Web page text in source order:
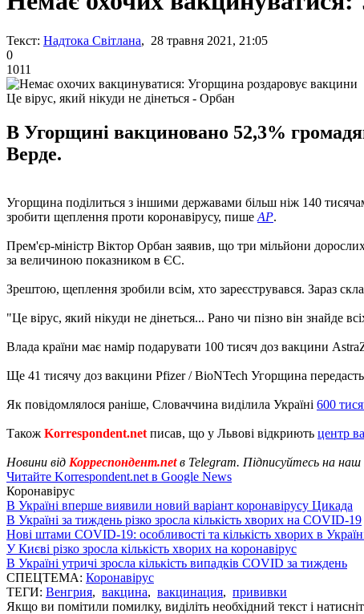
Текст: Надтока Світлана, 28 травня 2021, 21:05
0
1011
Це вірус, який нікуди не дінеться - Орбан
В Угорщині вакциновано 52,3%
Верде.
Угорщина поділиться з іншими державами більш ніж 140
зробити щеплення проти коронавірусу, пише AP.
Прем'єр-міністр Віктор Орбан заявив, що три мільйони
за величиною показником в ЄС.
Зрештою, щеплення зробили всім, хто зареєструвався. Зараз
"Це вірус, який нікуди не дінеться... Рано чи пізно він знайде
Влада країни має намір подарувати 100 тисяч доз вакцини
Ще 41 тисячу доз вакцини Pfizer / BioNTech Угорщина передасть
Як повідомлялося раніше, Словаччина виділила Україні 600
Також Korrespondent.net писав, що у Львові відкриють центр
Новини від Корреспондент.netв Telegram. Підписуйтесь на наш
Читайте Korrespondent.net в Google News
Коронавірус
В Україні вперше виявили новий варіант коронавірусу Цикада
В Україні за тиждень різко зросла кількість хворих на COVID-19
Нові штами COVID-19: особливості та кількість хворих в
У Києві різко зросла кількість хворих на коронавірус
В Україні утричі зросла кількість випадків COVID за тиждень
СПЕЦТЕМА: Коронавірус
ТЕГИ: Венгрия, вакцина, вакцинация, прививки
Якщо ви помітили помилку, виділіть необхідний текст і